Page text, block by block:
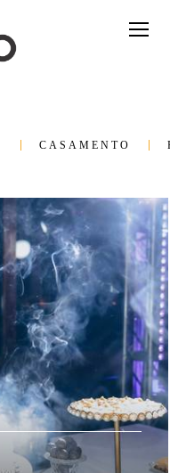
CASAMENTO